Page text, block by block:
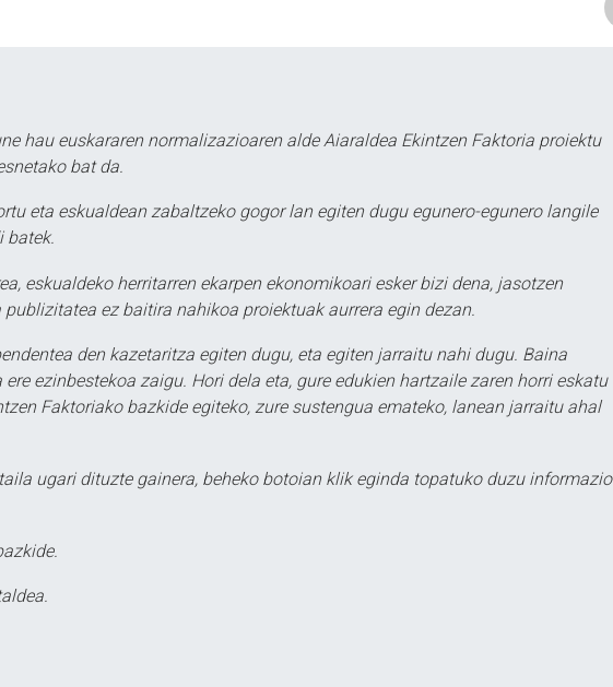
hau euskararen normalizazioaren alde Aiaraldea Ekintzen Faktoria proiektu
bat da.
eta eskualdean zabaltzeko gogor lan egiten dugu egunero-egunero langile
batek.
eskualdeko herritarren ekarpen ekonomikoari esker bizi dena, jasotzen
ez baitira nahikoa proiektuak aurrera egin dezan.
den kazetaritza egiten dugu, eta egiten jarraitu nahi dugu. Baina
ere ezinbestekoa zaigu. Hori dela eta, gure edukien hartzaile zaren horri eskatu
Faktoriako bazkide egiteko, zure sustengua emateko, lanean jarraitu ahal
ugari dituzte gainera, beheko botoian klik eginda topatuko duzu informazio